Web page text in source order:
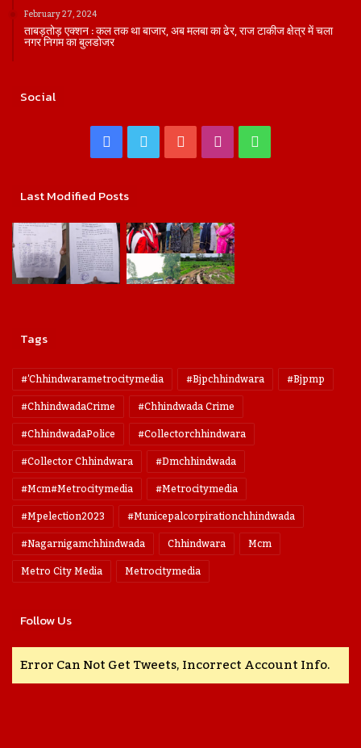
February 27, 2024
ताबड़तोड़ एक्शन : कल तक था बाजार, अब मलबा का ढेर, राज टाकीज क्षेत्र में चला
नगर निगम का बुलडोजर
Social
Facebook
Twitter YouTubeInstagram
Last Modified Posts
Tags
#'chhindwarametrocitymedia #bjpchhindwara
#bjpmp
#ChhindwadaCrime
#Chhindwada Crime
#ChhindwadaPolice
#collectorchhindwara
#collector Chhindwara
#dmchhindwada
#mcm#metrocitymedia
#metrocitymedia
#mpelection2023
#municepalcorpirationchhindwada
#nagarnigamchhindwada
Chhindwara
Mcm
Metro City Media
Metrocitymedia
Follow Us
Error Can Not Get Tweets, Incorrect Account Info.